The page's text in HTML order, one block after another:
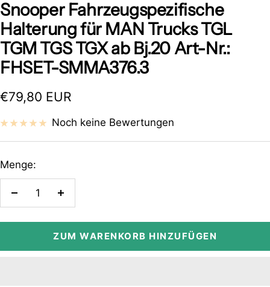
gehen
gehen
Snooper Fahrzeugspezifische
Halterung für MAN Trucks TGL
TGM TGS TGX ab Bj.20 Art-Nr.:
FHSET-SMMA376.3
Angebotspreis
€79,80 EUR
Noch keine Bewertungen
Menge:
Menge
ZUM WARENKORB HINZUFÜGEN